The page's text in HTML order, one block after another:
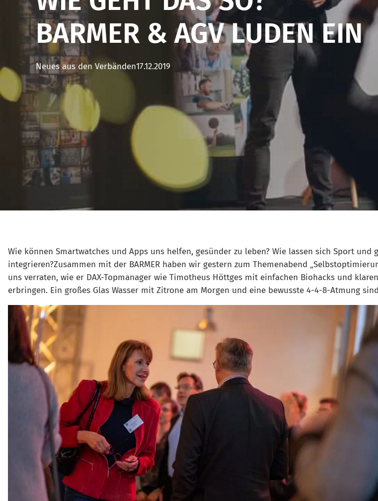
BARMER & AGV LUDEN EIN
Neues aus den Verbänden17.12.2019
Wie können Smartwatches und Apps uns helfen, gesünder zu leben? Wie lassen sich Sport
integrieren?Zusammen mit der BARMER haben wir gestern zum Themenabend
uns verraten, wie er DAX-Topmanager wie Timotheus Höttges mit einfachen Biohacks und
erbringen. Ein großes Glas Wasser mit Zitrone am Morgen und eine bewusste 4-4-8-Atmung